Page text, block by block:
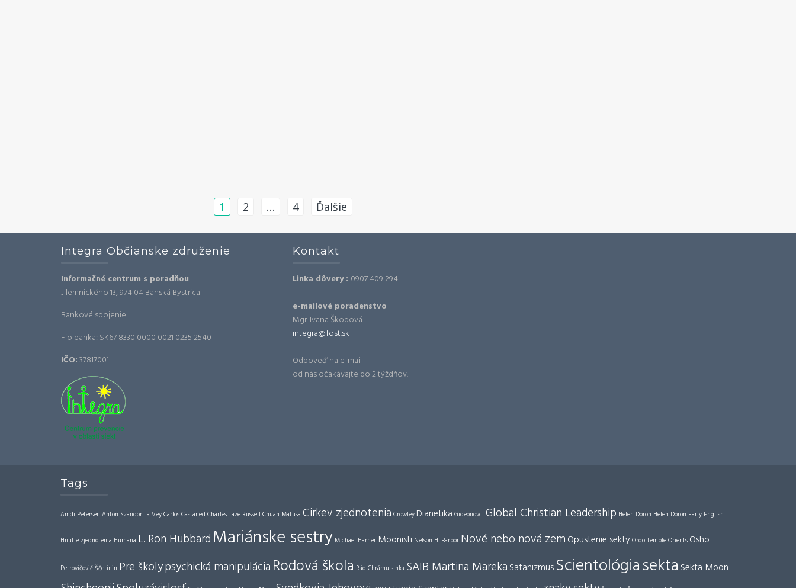
článkoch
1 2 … 4 Ďalšie
Integra Občianske združenie
Informačné centrum s poradňou
Jilemnického 13, 974 04 Banská Bystrica
Bankové spojenie:
Fio banka: SK67 8330 0000 0021 0235 2540
IČO:37817001
Kontakt
Linka dôvery : 0907 409 294
e-mailové poradenstvo
Mgr. Ivana Škodová
integra@fost.sk
Odpoveď na e-mail
od nás očakávajte do 2 týždňov.
Tags
Amdi Petersen Anton Szandor La VeyCarlos Castaned Charles Taze Russell Chuan Matusa Cirkev zjednotenia Crowley Dianetika Gideonovci Global Christian Leadership Helen Doron Helen Doron Early English
Hnutie zjednotenia Humana L. Ron HubbardMariánske sestry Michael Harner Moonisti Nelson H. Barbor Nové nebo nová zemOpustenie sektyOrdo Temple Orients Osho
Petrovičovič Ščetinin Pre školypsychická manipuláciaRodová škola Rád Chrámu slnka SAIB Martina MarekaSatanizmusScientológiasekta Sekta Moon